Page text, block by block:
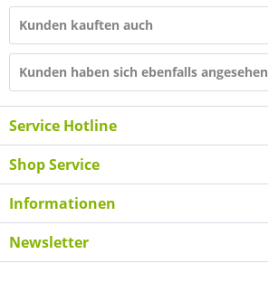
Kunden kauften auch
Kunden haben sich ebenfalls angesehen
Service Hotline
Shop Service
Informationen
Newsletter